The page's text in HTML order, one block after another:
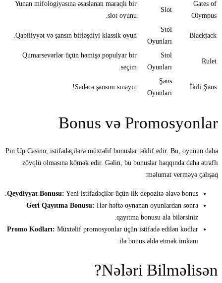
Gates of
Olympus
Slot
Yunan mifologiyasına əsaslanan maraqlı bir
slot oyunu.
Blackjack
Stol
Oyunları
Qabiliyyət və şansın birləşdiyi klassik oyun.
Rulet
Stol
Oyunları
Qumarsevərlər üçün həmişə populyar bir
seçim.
İkili Şans
Şans
Oyunları
Sadəcə şansını sınayın!
Bonus və Promosyonlar
Pin Up Casino, istifadəçilərə müxtəlif bonuslar təklif edir. Bu, oyunun daha
zövqlü olmasına kömək edir. Gəlin, bu bonuslar haqqında daha ətraflı
məlumat verməyə çalışaq:
Qeydiyyat Bonusu: Yeni istifadəçilər üçün ilk depozitə əlavə bonus.
Geri Qayıtma Bonusu: Hər həftə oynanan oyunlardan sonra
qayıtma bonusu ala bilərsiniz.
Promo Kodları: Müxtəlif promosyonlar üçün istifadə edilən kodlar
ilə bonus əldə etmək imkanı.
Nələri Bilməlisən?